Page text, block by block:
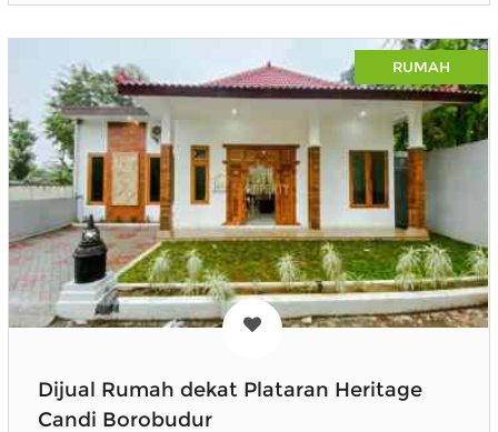
RUMAH
Dijual Rumah dekat Plataran Heritage
Candi Borobudur